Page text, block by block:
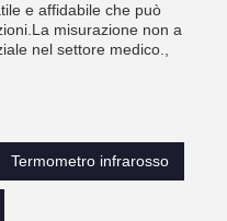
e affidabile che può
misurazione non a
nel settore medico.,
Termometro infrarosso